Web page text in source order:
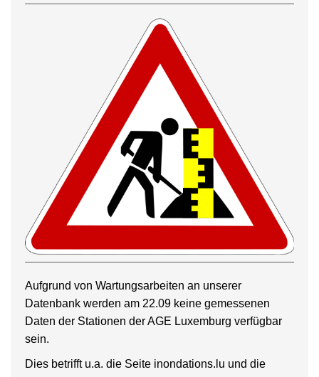
Aufgrund von Wartungsarbeiten an unserer
Datenbank werden am 22.09 keine gemessenen
Daten der Stationen der AGE Luxemburg verfügbar
sein.
Dies betrifft u.a. die Seite inondations.lu und die